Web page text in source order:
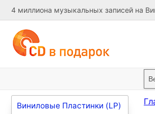
4 миллиона музыкальных записей на
Виниловые Пластинки (LP)